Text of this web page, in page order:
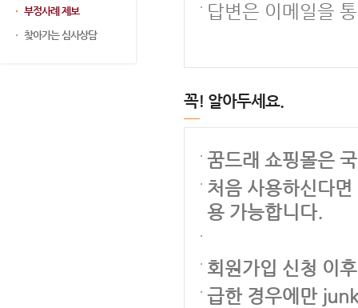
부정사례 제보
찾아가는 심사상담
답변은 이메일을
꼭! 알아두세요.
꿈드래 쇼핑몰은
처음 사용하신다
용 가능합니다.
회원가입 신청 이
급한 경우에만